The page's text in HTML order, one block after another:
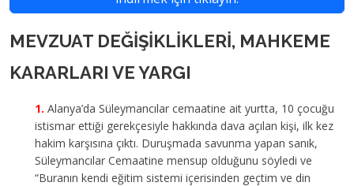
MEVZUAT DEĞİŞİKLİKLERİ, MAHKEME
KARARLARI VE YARGI
Alanya’da Süleymancılar cemaatine ait yurtta, 10 çocuğu
istismar ettiği gerekçesiyle hakkında dava açılan kişi, ilk kez
hakim karşısına çıktı. Duruşmada savunma yapan sanık,
Süleymancılar Cemaatine mensup olduğunu söyledi ve
“Buranın kendi eğitim sistemi içerisinden geçtim ve din